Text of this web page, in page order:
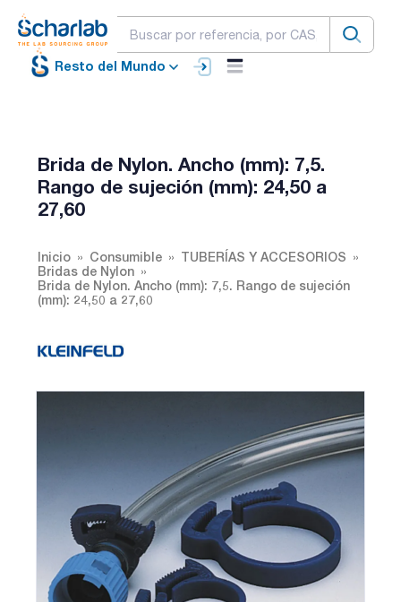
Resto del Mundo
Brida de Nylon. Ancho (mm): 7,5.
Rango de sujeción (mm): 24,50 a
27,60
Inicio Consumible
TUBERÍAS Y ACCESORIOS
Bridas de Nylon
Brida de Nylon. Ancho (mm): 7,5. Rango de sujeción
(mm): 24,50 a 27,60